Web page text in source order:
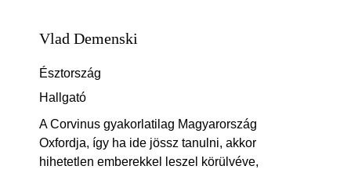
Vlad Demenski
Észtország
Hallgató
A Corvinus gyakorlatilag Magyarország
Oxfordja, így ha ide jössz tanulni, akkor
hihetetlen emberekkel leszel körülvéve,